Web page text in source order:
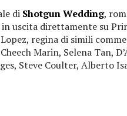
di Shotgun Wedding,
uscita direttamente su
regina di simili
Marin, Selena Tan,
Steve Coulter, Alberto